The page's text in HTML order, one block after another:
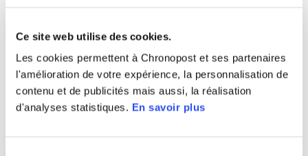
Ce site web utilise des cookies.
Les cookies permettent à Chronopost et ses partenaires
l'amélioration de votre expérience, la personnalisation de
contenu et de publicités mais aussi, la réalisation
d'analyses statistiques. En savoir plus